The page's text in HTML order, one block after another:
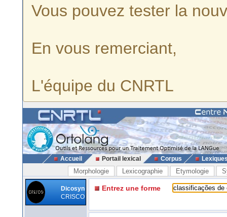
Vous pouvez tester la
En vous remerciant,
L'équipe du CNRTL
Accueil Portail lexical Corpus
Morphologie Lexicographie Etymologie
Dicosyn
CRISCO
Entrez une forme